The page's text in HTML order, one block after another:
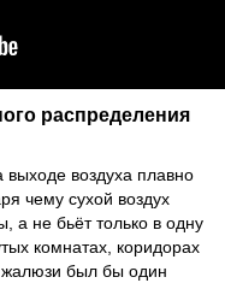
распределения
воздуха плавно
чему сухой воздух
а не бьёт только в одну
комнатах, коридорах
жалюзи был бы один